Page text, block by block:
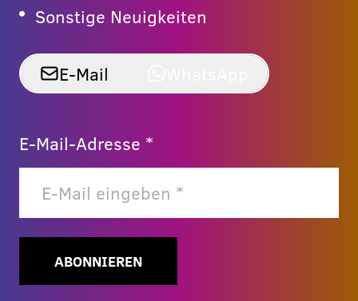
Sonstige Neuigkeiten
E-Mail
E-Mail-Adresse *
ABONNIEREN